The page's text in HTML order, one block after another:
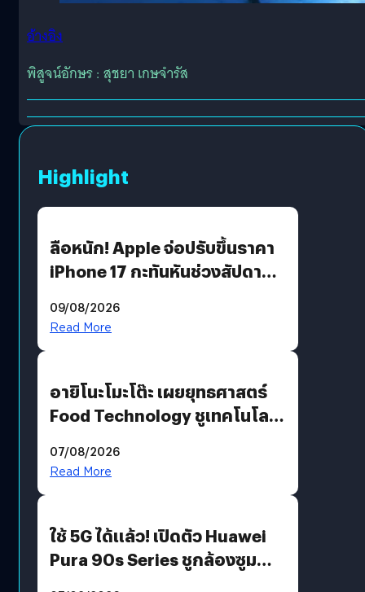
อ้างอิง
พิสูจน์อักษร : สุชยา เกษจำรัส
Highlight
ลือหนัก! Apple จ่อปรับขึ้นราคา
iPhone 17 กะทันหันช่วงสัปดาห์ที่
09/08/2026
Read More
อายิโนะโมะโต๊ะ เผยยุทธศาสตร์
Food Technology ชูเทคโนโลยี
บริโภคและ B2B
07/08/2026
Read More
ใช้ 5G ได้แล้ว! เปิดตัว Huawei
Pura 90s Series ชูกล้องซูม